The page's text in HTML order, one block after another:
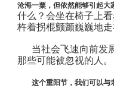
沧海一粟，但依然能够引起大
什么？会坐在椅子上
杵着拐棍颤颤巍巍地
当社会飞速向前发
那些可能被忽视的人。
这个重阳节，我们可以与